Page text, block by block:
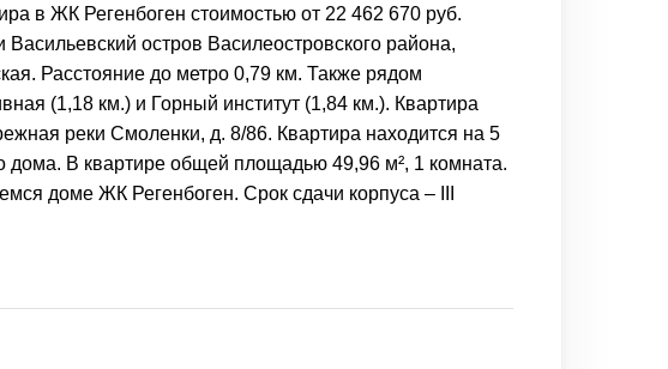
в ЖК Регенбоген стоимостью от 22 462 670 руб.
Васильевский остров Василеостровского района,
Расстояние до метро 0,79 км. Также рядом
(1,18 км.) и Горный институт (1,84 км.). Квартира
реки Смоленки, д. 8/86. Квартира находится на 5
дома. В квартире общей площадью 49,96 м², 1 комната.
доме ЖК Регенбоген. Срок сдачи корпуса – III